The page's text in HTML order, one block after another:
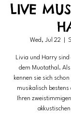
LIVE
Wed, Jul 22
Livia und Harry sind
dem Muotathal.
kennen sie sich
musikalisch
Ihren